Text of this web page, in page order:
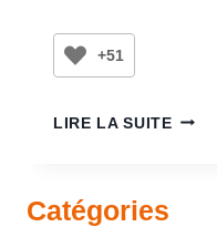
+51
LIRE LA SUITE
Catégories